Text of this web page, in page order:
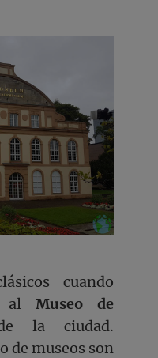
cuando
alMuseo de
la ciudad.
de museos son